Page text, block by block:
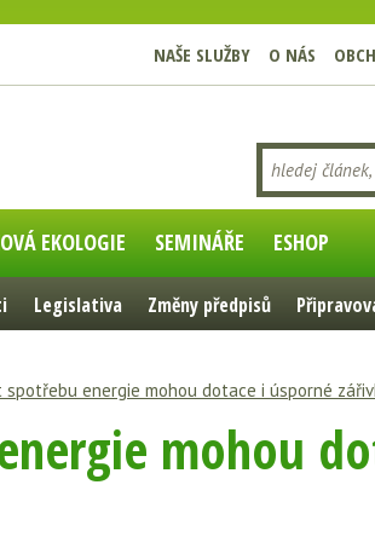
NAŠE SLUŽBY O NÁS
EKOLOGIE SEMINÁŘE ESHOP
Legislativa Změny předpisů
spotřebu energie mohou dotace i úsporné
mohou